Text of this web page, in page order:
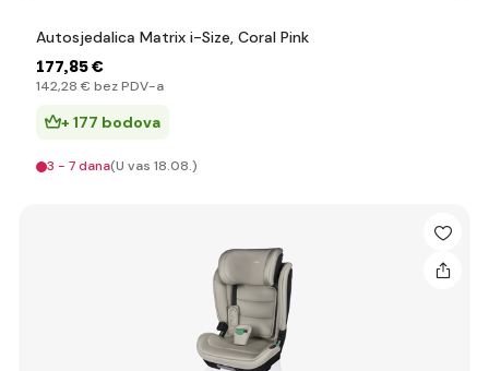
Autosjedalica Matrix i-Size, Coral Pink
177,85 €
142,28 € bez PDV-a
+ 177 bodova
3 - 7 dana(U vas 18.08.)